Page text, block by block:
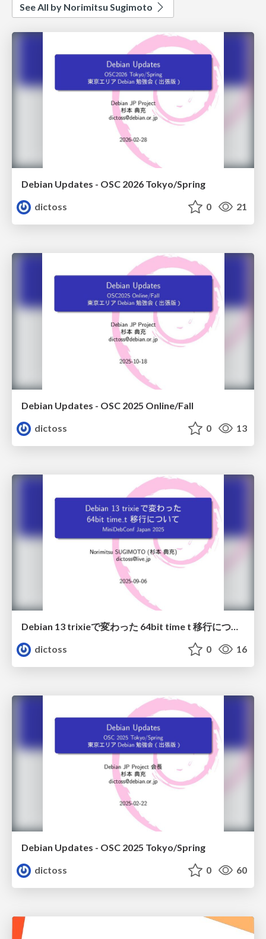
See All by Norimitsu Sugimoto
Debian Updates - OSC 2026 Tokyo/Spring
dictoss
0 21
Debian Updates - OSC 2025 Online/Fall
dictoss
0 13
Debian 13 trixieで変わった 64bit time t 移行について
dictoss
0 16
Debian Updates - OSC 2025 Tokyo/Spring
dictoss
0 60